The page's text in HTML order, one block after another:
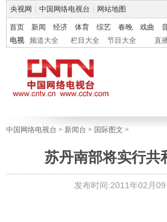
央视网 中国网络电视台 网站地图
首页 新闻 经济 体育 综艺 春晚 戏曲
电视
频道大全 栏目大全 节目大全 直
中国网络电视台 > 新闻台 > 国际图文 >
苏丹南部将实行共
发布时间:2011年02月